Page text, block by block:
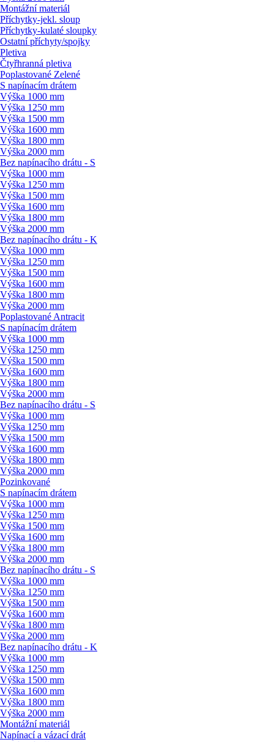
Montážní materiál
Příchytky-jekl. sloup
Příchytky-kulaté sloupky
Ostatní příchyty/spojky
Pletiva
Čtyřhranná pletiva
Poplastované Zelené
S napínacím drátem
Výška 1000 mm
Výška 1250 mm
Výška 1500 mm
Výška 1600 mm
Výška 1800 mm
Výška 2000 mm
Bez napínacího drátu - S
Výška 1000 mm
Výška 1250 mm
Výška 1500 mm
Výška 1600 mm
Výška 1800 mm
Výška 2000 mm
Bez napínacího drátu - K
Výška 1000 mm
Výška 1250 mm
Výška 1500 mm
Výška 1600 mm
Výška 1800 mm
Výška 2000 mm
Poplastované Antracit
S napínacím drátem
Výška 1000 mm
Výška 1250 mm
Výška 1500 mm
Výška 1600 mm
Výška 1800 mm
Výška 2000 mm
Bez napínacího drátu - S
Výška 1000 mm
Výška 1250 mm
Výška 1500 mm
Výška 1600 mm
Výška 1800 mm
Výška 2000 mm
Pozinkované
S napínacím drátem
Výška 1000 mm
Výška 1250 mm
Výška 1500 mm
Výška 1600 mm
Výška 1800 mm
Výška 2000 mm
Bez napínacího drátu - S
Výška 1000 mm
Výška 1250 mm
Výška 1500 mm
Výška 1600 mm
Výška 1800 mm
Výška 2000 mm
Bez napínacího drátu - K
Výška 1000 mm
Výška 1250 mm
Výška 1500 mm
Výška 1600 mm
Výška 1800 mm
Výška 2000 mm
Montážní materiál
Napínací a vázací drát